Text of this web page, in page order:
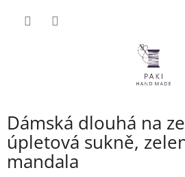
Dámská dlouhá na
úpletová sukně,
mandala